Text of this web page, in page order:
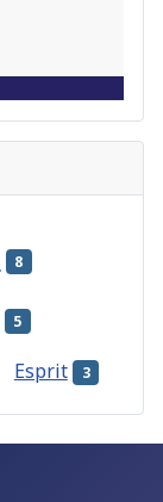
8
5
Esprit 3